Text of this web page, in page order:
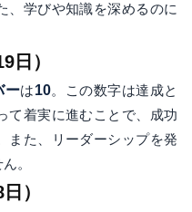
、学びや知識を深めるのに
日）
ーは10。この数字は達成と
て着実に進むことで、成功
また、リーダーシップを発
。
）